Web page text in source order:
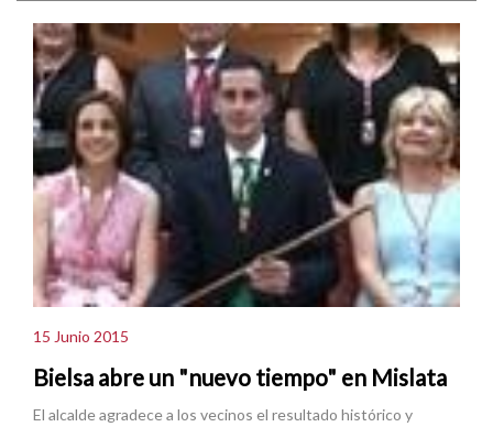
15 Junio 2015
Bielsa abre un "nuevo tiempo" en Mislata
El alcalde agradece a los vecinos el resultado histórico y